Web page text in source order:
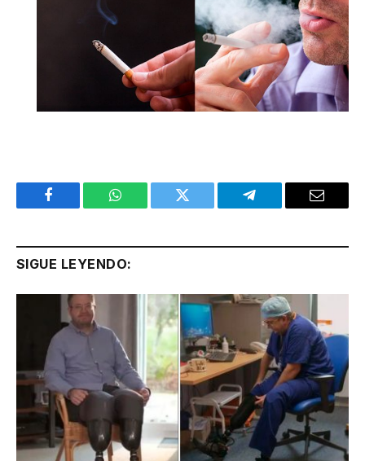
Facebook WhatsApp Twitter Telegram Email
SIGUE LEYENDO: